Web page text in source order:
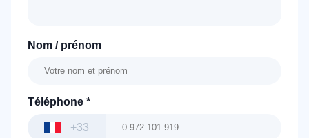
Nom / prénom
Téléphone *
+33